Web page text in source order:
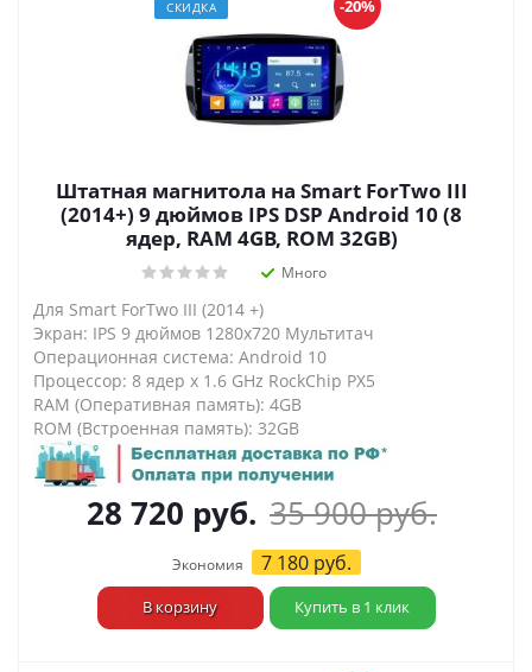
СКИДКА -20%
Штатная магнитола на Smart ForTwo III
(2014+) 9 дюймов IPS DSP Android 10 (8
ядер, RAM 4GB, ROM 32GB)
Много
Для Smart ForTwo III (2014 +)
Экран: IPS 9 дюймов 1280х720 Мультитач
Операционная система: Android 10
Процессор: 8 ядер х 1.6 GHz RockChip PX5
RAM (Оперативная память): 4GB
ROM (Встроенная память): 32GB
28 720 руб. 35 900руб.
Экономия 7 180руб.
В корзину Купить в 1 клик